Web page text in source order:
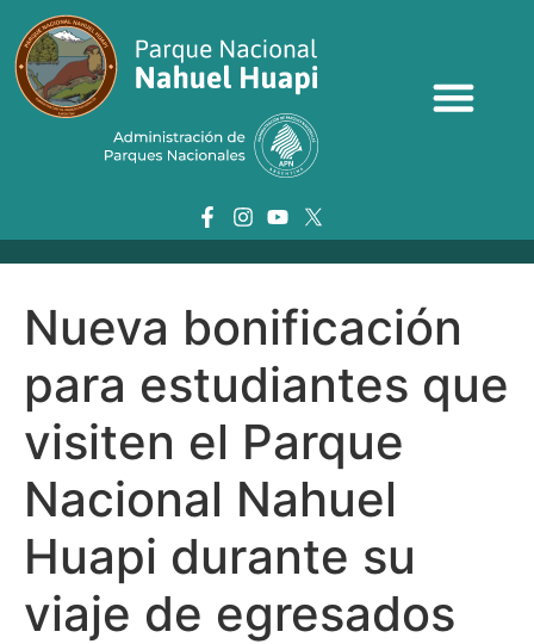
Nueva bonificación
para estudiantes que
visiten el Parque
Nacional Nahuel
Huapi durante su
viaje de egresados